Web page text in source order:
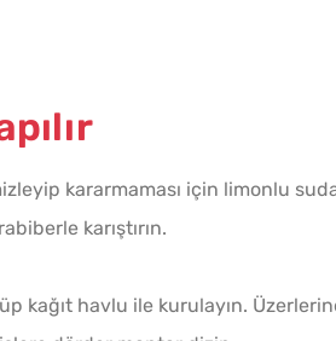
kararmaması için limonlu
karıştırın.
kağıt havlu ile kurulayın.